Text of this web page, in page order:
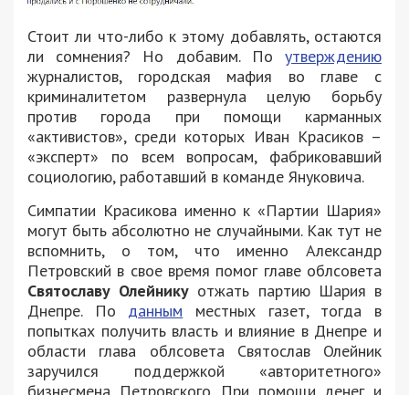
Стоит ли что-либо к этому добавлять, остаются
ли сомнения? Но добавим. По утверждению
журналистов, городская мафия во главе с
криминалитетом развернула целую борьбу
против города при помощи карманных
«активистов», среди которых Иван Красиков –
«эксперт» по всем вопросам, фабриковавший
социологию, работавший в команде Януковича.
Симпатии Красикова именно к «Партии Шария»
могут быть абсолютно не случайными. Как тут не
вспомнить, о том, что именно Александр
Петровский в свое время помог главе облсовета
Святославу Олейнику отжать партию Шария в
Днепре. По данным местных газет, тогда в
попытках получить власть и влияние в Днепре и
области глава облсовета Святослав Олейник
заручился поддержкой «авторитетного»